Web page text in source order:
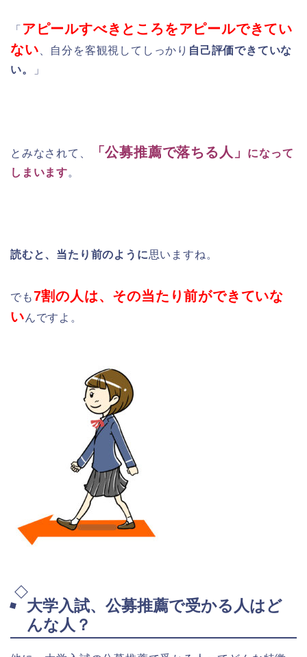
「 アピールすべきところをアピールできてい
ない、自分を客観視してしっかり 自己評価できていな
い。
」
とみなされて、 「公募推薦で落ちる人」
になって
しまいます。
読むと、当たり前のように思いますね。
でも7割の人は、その当たり前ができていな
いんですよ。
大学入試、公募推薦で受かる人はど
んな人？